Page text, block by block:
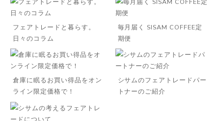
フェアトレードと暮らす。
日々のコラム
毎月届く SISAM COFFEE定
期便
倉庫に眠るお買い得品をオン
ライン限定価格で！
シサムのフェアトレードパー
トナーのご紹介